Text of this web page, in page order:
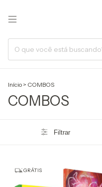
Início > COMBOS
COMBOS
Filtrar
GRÁTIS